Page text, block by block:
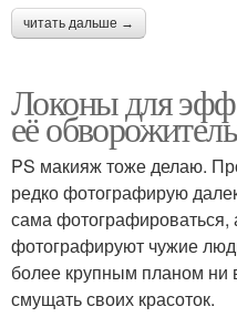
читать дальше →
Локоны для
её
PS макияж тоже делаю.
редко фотографирую
сама фотографироваться,
фотографируют чужие
более крупным планом ни
смущать своих красоток.